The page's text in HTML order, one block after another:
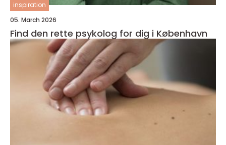
inspiration
05. March 2026
Find den rette psykolog for dig i København